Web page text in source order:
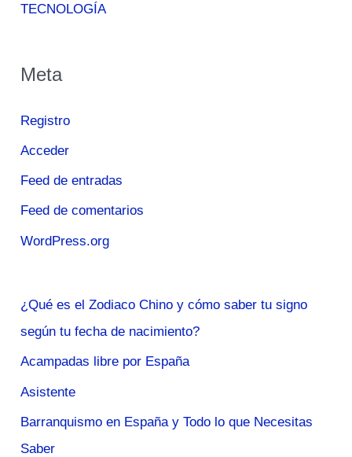
TECNOLOGÍA
Meta
Registro
Acceder
Feed de entradas
Feed de comentarios
WordPress.org
¿Qué es el Zodiaco Chino y cómo saber tu signo
según tu fecha de nacimiento?
Acampadas libre por España
Asistente
Barranquismo en España y Todo lo que Necesitas
Saber